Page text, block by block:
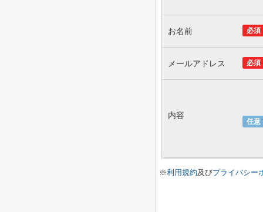
必須
お名前
必須
メールアドレス
任意
内容
※利用規約及びプライバシー